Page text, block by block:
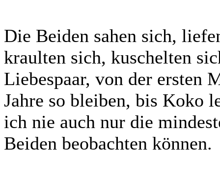
Die Beiden sahen sich,
kraulten sich, kuschelten
Liebespaar, von der ersten
Jahre so bleiben, bis Koko
ich nie auch nur die
Beiden beobachten können.